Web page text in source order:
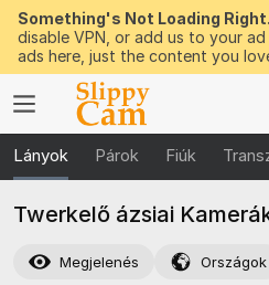
Something's Not Loading Right.
disable VPN, or add us to your
ads here, just the content you
Lányok Párok Fiúk
Twerkelő ázsiai
Megjelenés Országok